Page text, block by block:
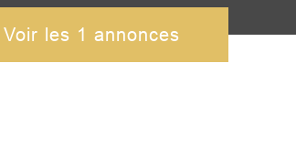
Voir les 1 annonces